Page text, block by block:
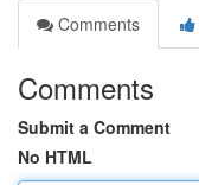
Comments
Comments
Submit a Comment
No HTML